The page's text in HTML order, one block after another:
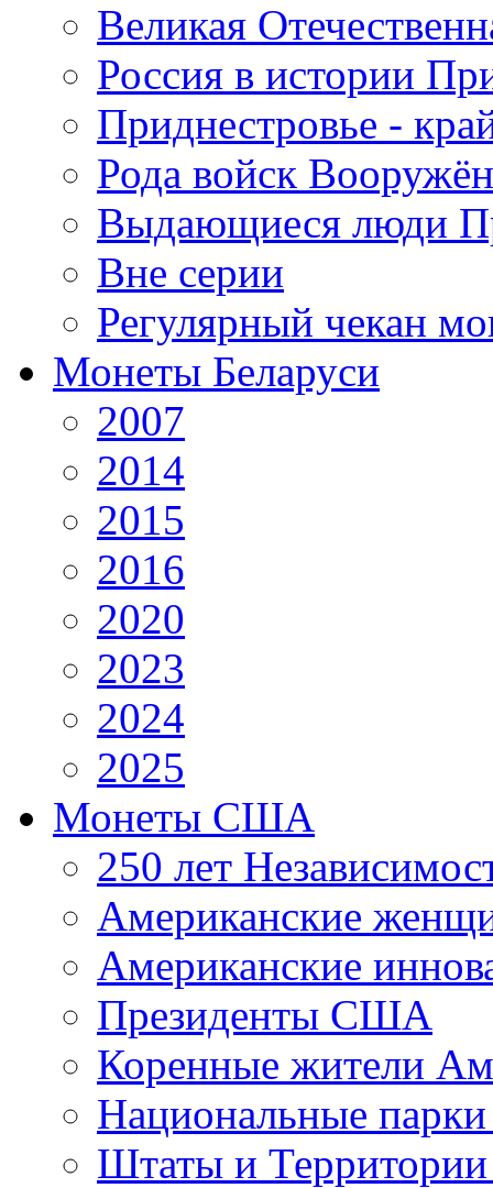
Великая
Россия в истории
Приднестровье -
Рода войск
Выдающиеся люди
Вне серии
Регулярный чекан
Монеты Беларуси
2007
2014
2015
2016
2020
2023
2024
2025
Монеты США
250 лет
Американские
Американские
Президенты США
Коренные жители
Национальные
Штаты и